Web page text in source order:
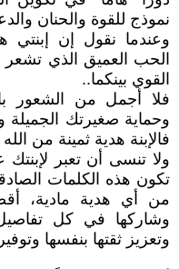
نموذج للقوة والحنان
وعندما نقول إن
الحب العميق الذي تشعر
القوي بينكما..
فلا أجمل من الشعور
وحماية صغيرتك الجميلة
فالإبنة هدية ثمينة من
ولا تنسى أن تعبر
تكون هذه الكلمات
من أي هدية مادية،
وشاركها في كل تفاصيل
وتعزيز ثقتها بنفسها